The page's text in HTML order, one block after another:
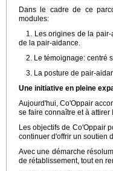
Dans le cadre de ce
modules:
1. Les origines de la
de la pair-aidance.
2. Le témoignage: centré
3. La posture de pair-
Une initiative en pleine
Aujourd'hui, Co'Oppair
se faire connaître et à
Les objectifs de Co'Oppair
continuer d'offrir un soutien
Avec une démarche
de rétablissement, tout en